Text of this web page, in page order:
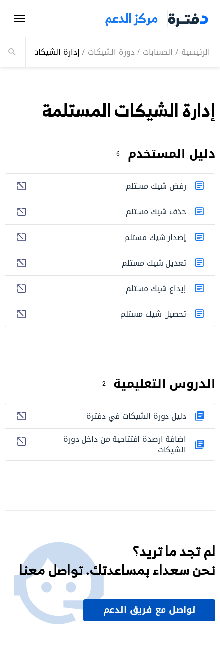
مركز الدعم
الرئيسية / الحسابات /دورة الشيكات /إدارة الشيكات
إدارة الشيكات المستلمة
دليل المستخدم 6
رفض شيك مستلم
حذف شيك مستلم
إصدار شيك مستلم
تعديل شيك مستلم
إيداع شيك مستلم
تحصيل شيك مستلم
الدروس التعليمية 2
دليل دورة الشيكات في دفترة
اضافة ارصدة افتتاحية من داخل دورة
الشيكات
لم تجد ما تريد؟
نحن سعداء بمساعدتك. تواصل معنا
تواصل مع فريق الدعم